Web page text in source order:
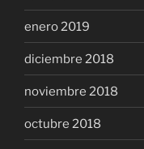
enero 2019
diciembre 2018
noviembre 2018
octubre 2018